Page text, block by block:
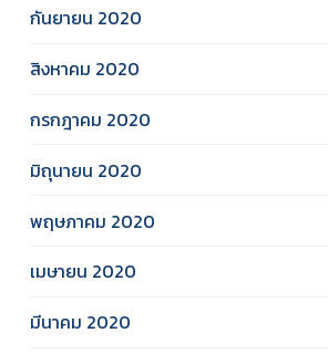
กันยายน 2020
สิงหาคม 2020
กรกฎาคม 2020
มิถุนายน 2020
พฤษภาคม 2020
เมษายน 2020
มีนาคม 2020